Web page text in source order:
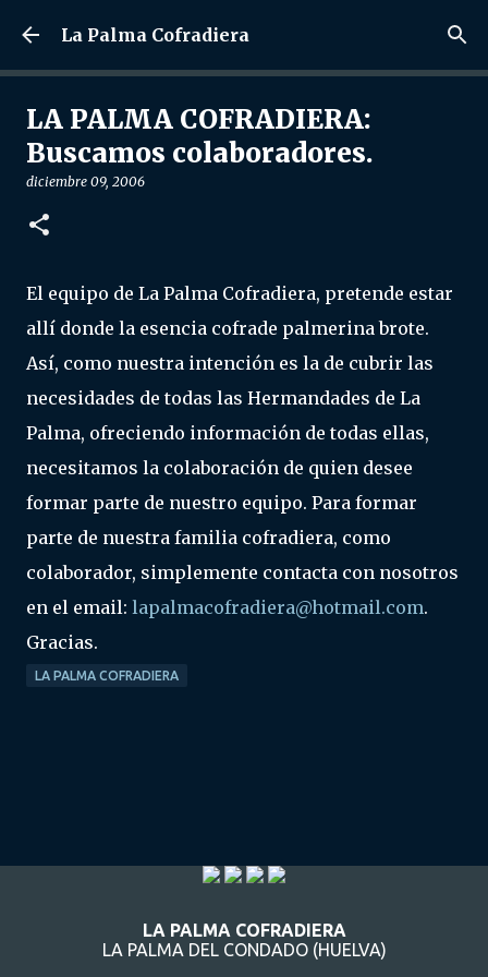
Ir al contenido principal
La Palma Cofradiera
LA PALMA COFRADIERA:
Buscamos colaboradores.
diciembre 09, 2006
El equipo de La Palma Cofradiera, pretende estar
allí donde la esencia cofrade palmerina brote.
Así, como nuestra intención es la de cubrir las
necesidades de todas las Hermandades de La
Palma, ofreciendo información de todas ellas,
necesitamos la colaboración de quien desee
formar parte de nuestro equipo. Para formar
parte de nuestra familia cofradiera, como
colaborador, simplemente contacta con nosotros
en el email: lapalmacofradiera@hotmail.com.
Gracias.
LA PALMA COFRADIERA
LA PALMA COFRADIERA
LA PALMA DEL CONDADO (HUELVA)